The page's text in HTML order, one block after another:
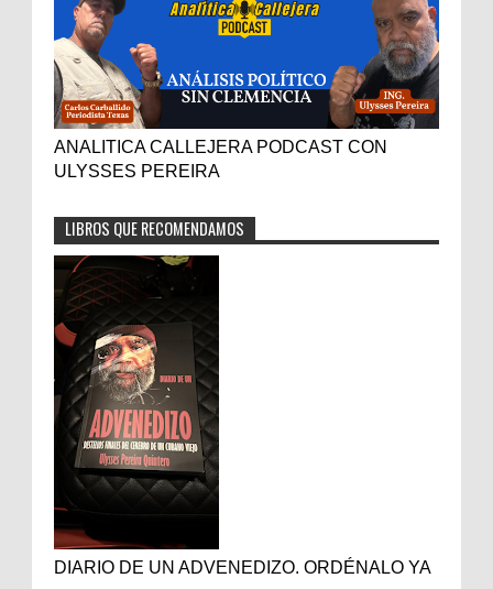
ANALITICA CALLEJERA PODCAST CON
ULYSSES PEREIRA
LIBROS QUE RECOMENDAMOS
DIARIO DE UN ADVENEDIZO. ORDÉNALO YA